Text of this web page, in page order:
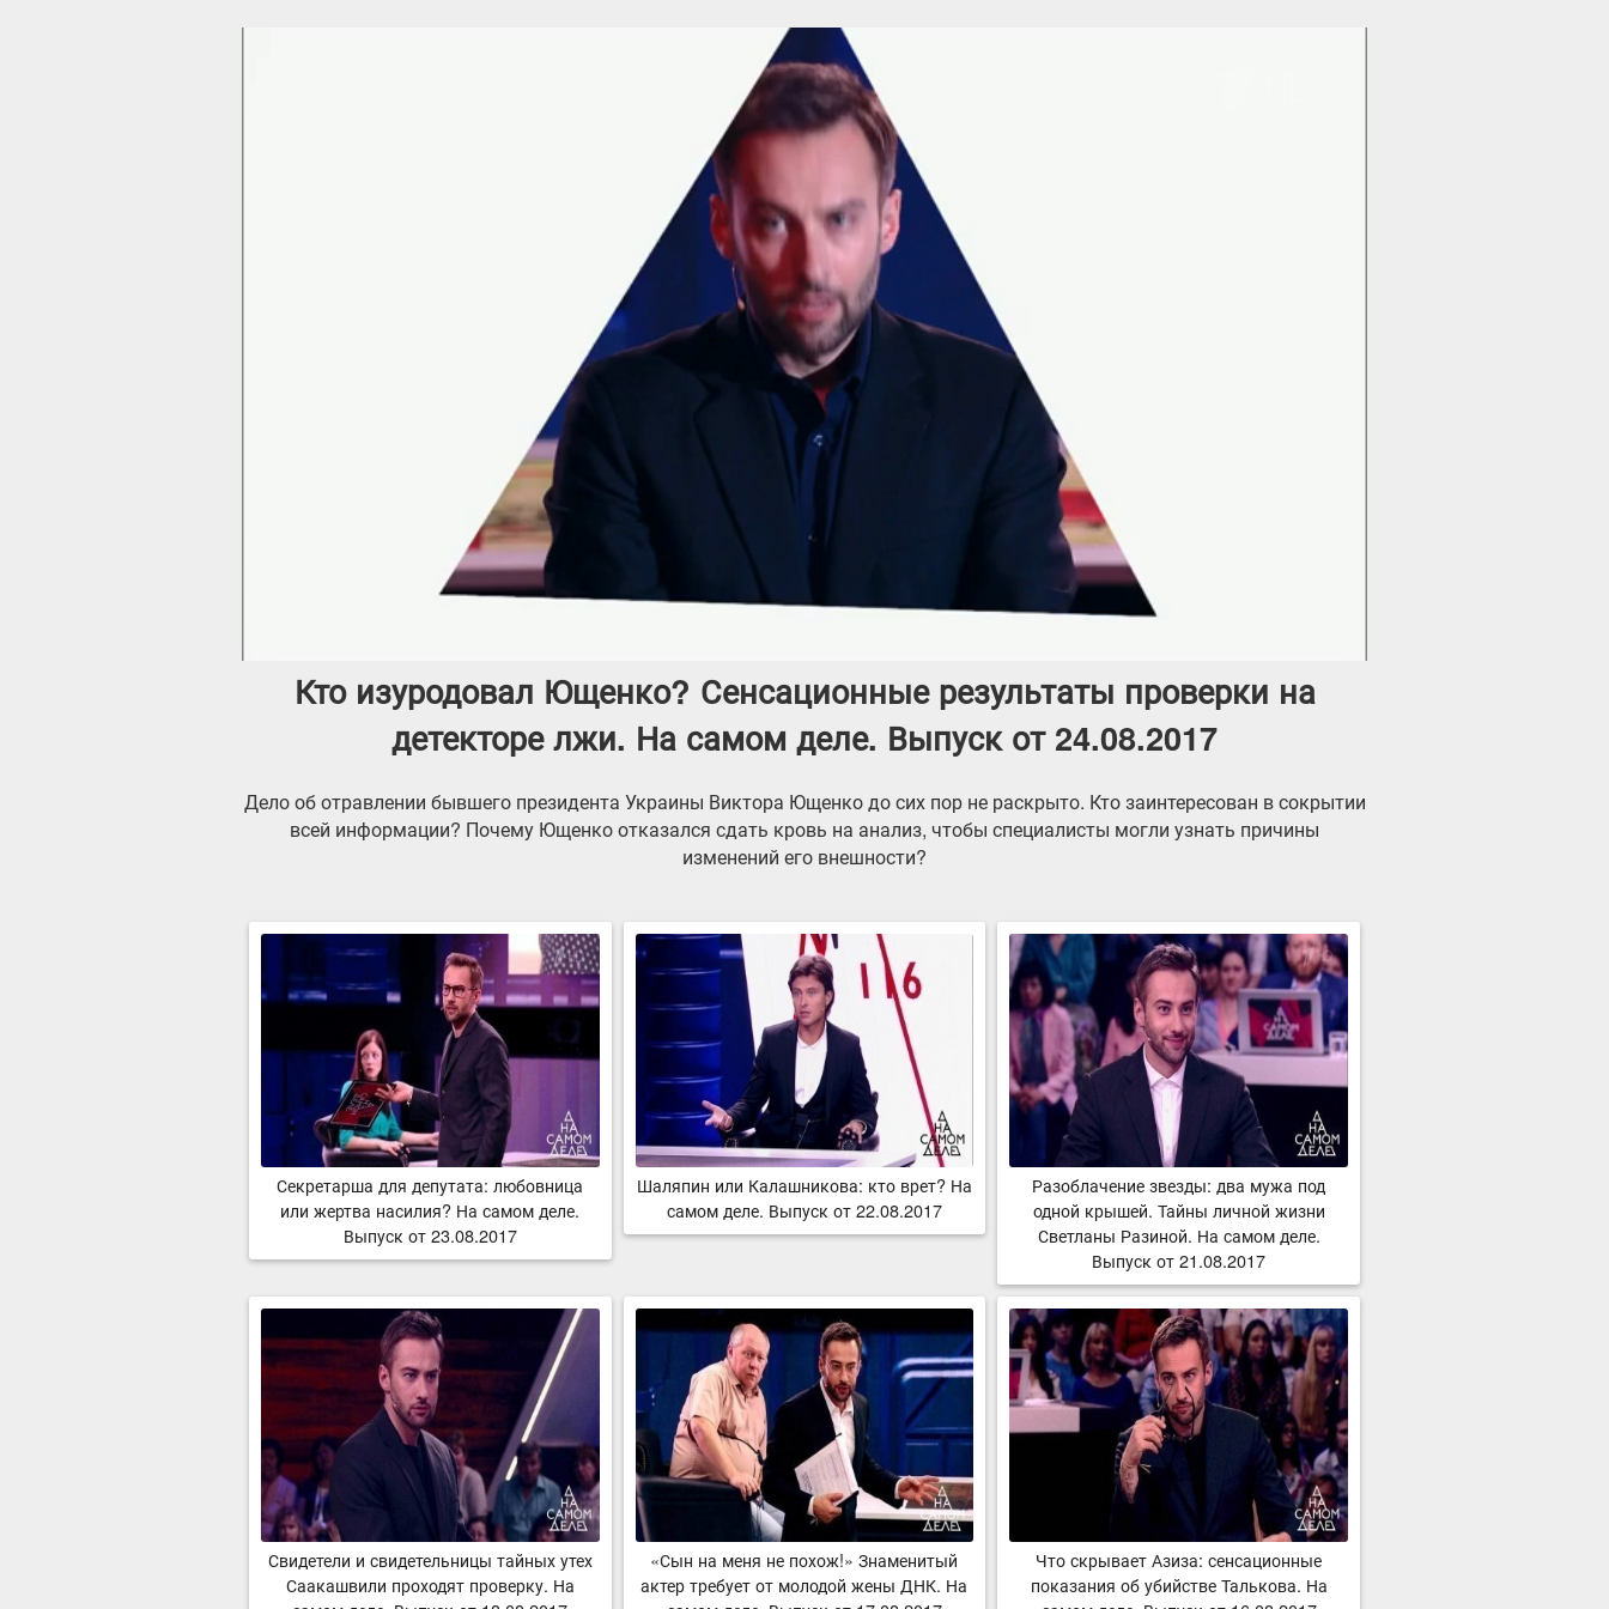
Кто изуродовал Ющенко? Сенсационные результаты проверки на
детекторе лжи. На самом деле. Выпуск от 24.08.2017
Дело об отравлении бывшего президента Украины Виктора Ющенко до сих пор не раскрыто. Кто заинтересован в сокрытии
всей информации? Почему Ющенко отказался сдать кровь на анализ, чтобы специалисты могли узнать причины
изменений его внешности?
Секретарша для депутата: любовница
или жертва насилия? На самом деле.
Выпуск от 23.08.2017
Шаляпин или Калашникова: кто врет? На
самом деле. Выпуск от 22.08.2017
Разоблачение звезды: два мужа под
одной крышей. Тайны личной жизни
Светланы Разиной. На самом деле.
Выпуск от 21.08.2017
Свидетели и свидетельницы тайных утех
Саакашвили проходят проверку. На
«Сын на меня не похож!» Знаменитый
актер требует от молодой жены ДНК. На
Что скрывает Азиза: сенсационные
показания об убийстве Талькова. На